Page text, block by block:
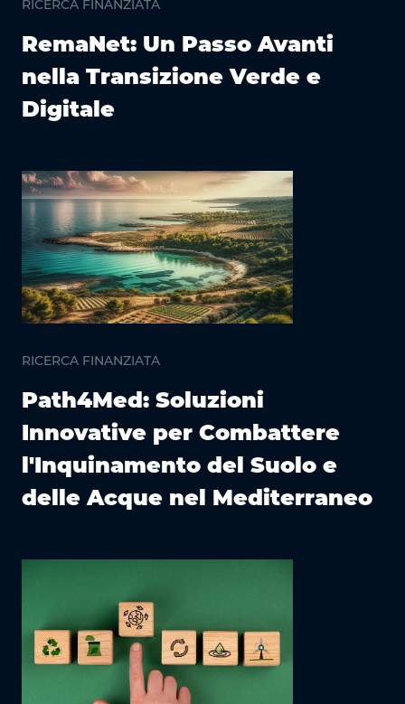
RICERCA FINANZIATA
RemaNet: Un Passo Avanti
nella Transizione Verde e
Digitale
RICERCA FINANZIATA
Path4Med: Soluzioni
Innovative per Combattere
l'Inquinamento del Suolo e
delle Acque nel Mediterraneo